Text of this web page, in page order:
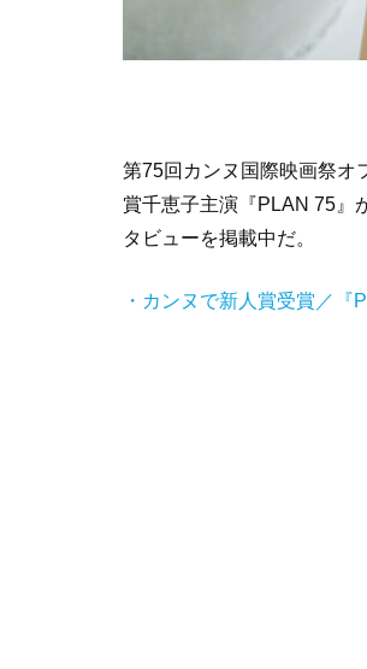
第75回カンヌ国際映画祭オ
賞千恵子主演『PLAN 75 』
タビューを掲載中だ。
・カンヌで新人賞受賞／